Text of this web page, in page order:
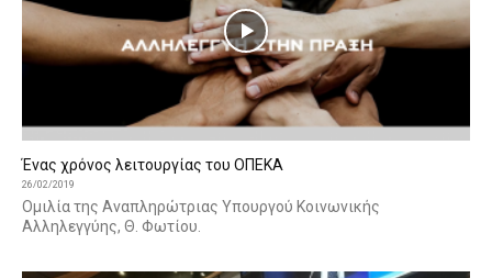
Ένας χρόνος λειτουργίας του ΟΠΕΚΑ
26/02/2019
Ομιλία της Αναπληρώτριας Υπουργού Κοινωνικής
Αλληλεγγύης, Θ. Φωτίου.